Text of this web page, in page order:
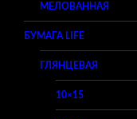
МЕЛОВАННАЯ
БУМАГА LIFE
ГЛЯНЦЕВАЯ
10×15